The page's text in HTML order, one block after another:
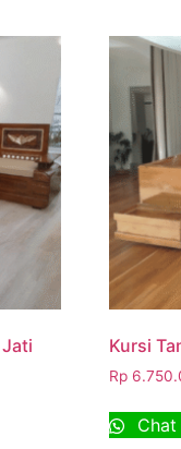
Kursi
Rp